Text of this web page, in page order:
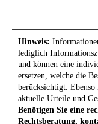
Hinweis:
lediglich
und können eine
ersetzen, welche die
berücksichtigt. Ebenso
aktuelle Urteile und
Benötigen Sie eine
Rechtsberatung,